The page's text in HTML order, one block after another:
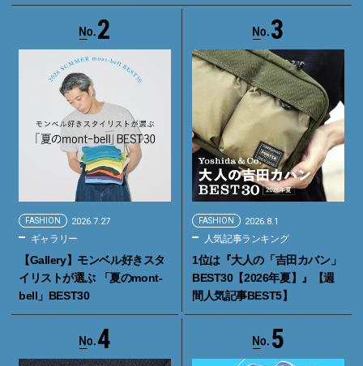
2
FASHION 2026.7.27
ギャラリー
【Gallery】モンベル好きスタ
イリストが選ぶ 「夏のmont-
bell」BEST30
3
FASHION 2026.8.1
人気記事ランキング
1位は『大人の「吉田カバン」
BEST30【2026年夏】』【週
間人気記事BEST5】
4 5